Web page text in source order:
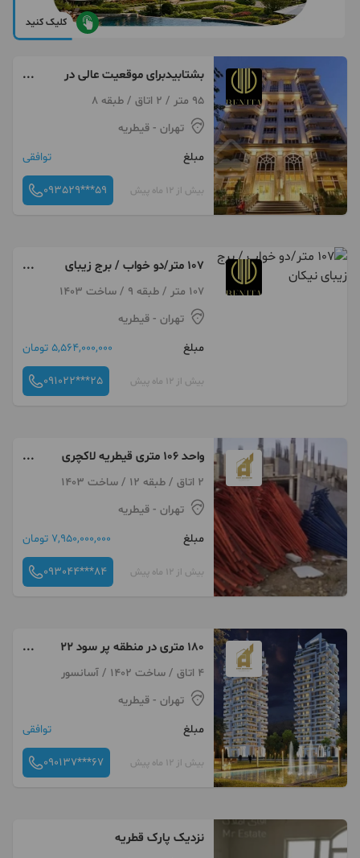
کلیک کنید
بشتابیدبرای موقعیت عالی در
منطقه‌ای خوش‌نشین
95 متر / 2 اتاق / طبقه 8
تهران - قیطریه
مبلغ
توافقی
بیش از 12 ماه پیش 093529***59
107 متر/دو خواب / برج زیبای
نیکان
107 متر / طبقه 9 / ساخت 1403
تهران - قیطریه
مبلغ
5,564,000,000 تومان
بیش از 12 ماه پیش 091022***25
واحد ۱۰۶ متری قیطریه لاکچری
سند تک برگ
2 اتاق / طبقه 12 / ساخت 1403
تهران - قیطریه
مبلغ
7,950,000,000 تومان
بیش از 12 ماه پیش 093044***84
۱۸۰ متری در منطقه پر سود ۲۲
تاپ لوکیشن
4 اتاق / ساخت 1402 / آسانسور
تهران - قیطریه
مبلغ
توافقی
بیش از 12 ماه پیش 090137***67
نزدیک پارک قطریه